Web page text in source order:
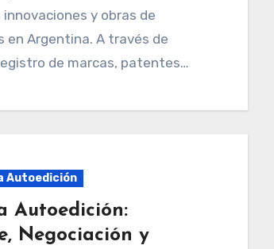
y obras de
en Argentina. A través de
de marcas, patentes…
Autoedición
Autoedición:
Negociación y